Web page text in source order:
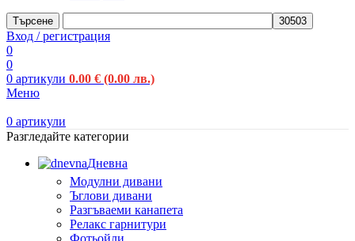
Търсене
Вход / регистрация
0
0
0 артикули 0.00 € (0.00 лв.)
Меню
0 артикули
Разгледайте категории
Дневна
Модулни дивани
Ъглови дивани
Разгъваеми канапета
Релакс гарнитури
Фотьойли